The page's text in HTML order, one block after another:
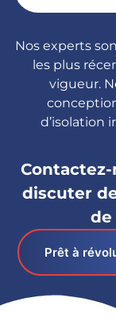
Nos experts
les plus
vigueur.
d’isolation
discuter
de
Prêt à